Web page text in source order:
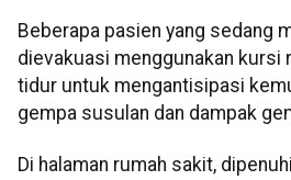
Beberapa pasien yang sedang
dievakuasi menggunakan kursi
tidur untuk mengantisipasi
gempa susulan dan dampak
Di halaman rumah sakit,